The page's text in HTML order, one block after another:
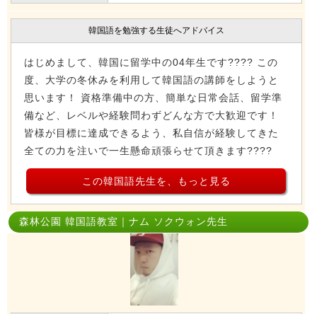
韓国語を勉強する生徒へアドバイス
はじめまして、韓国に留学中の04年生です???? この
度、大学の冬休みを利用して韓国語の講師をしようと
思います！ 資格準備中の方、簡単な日常会話、留学準
備など、レベルや経験問わずどんな方で大歓迎です！
皆様が目標に達成できるよう、私自信が経験してきた
全ての力を注いで一生懸命頑張らせて頂きます????
この韓国語先生を、もっと見る
森林公園 韓国語教室｜ナム ソクウォン先生